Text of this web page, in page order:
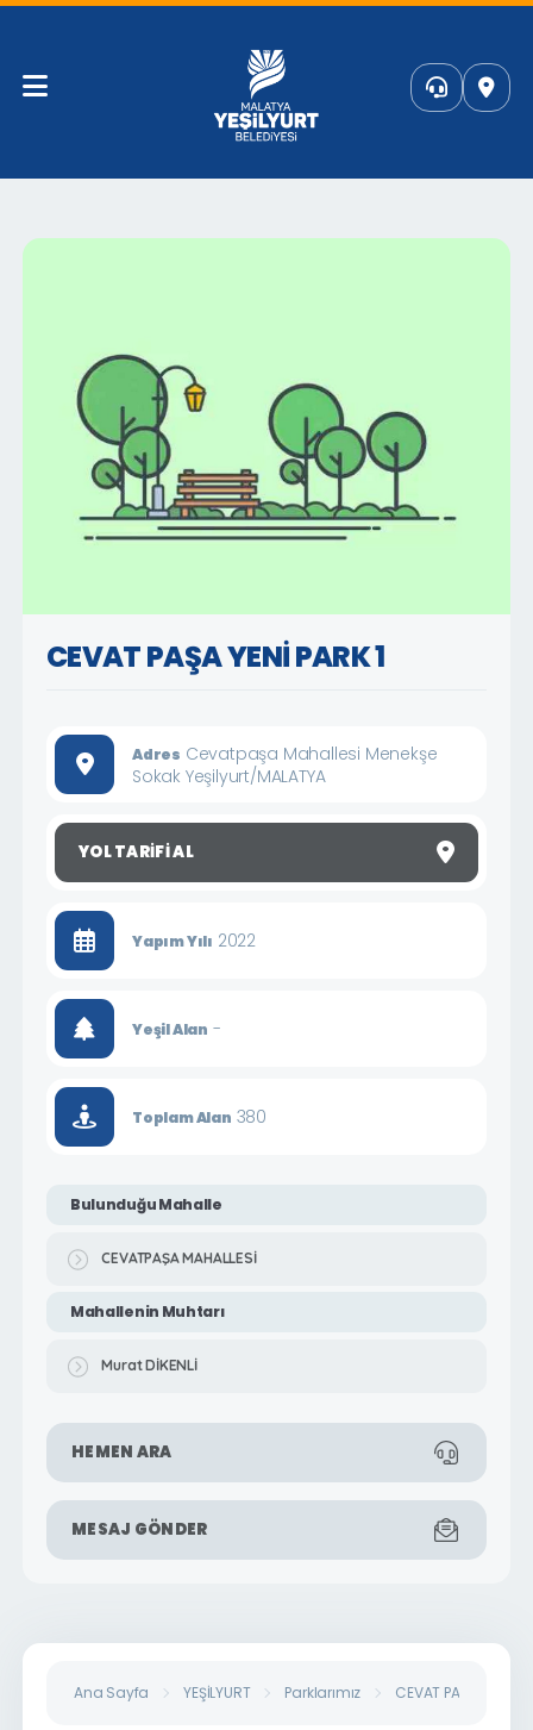
CEVAT PAŞA YENİ PARK 1
Adres Cevatpaşa Mahallesi Menekşe
Sokak Yeşilyurt/MALATYA
YOL TARIFI AL
Yapım Yılı 2022
Yeşil Alan -
Toplam Alan 380
Bulunduğu Mahalle
CEVATPAŞA MAHALLESİ
Mahallenin Muhtarı
Murat DİKENLİ
HEMEN ARA
MESAJ GÖNDER
Ana Sayfa YEŞİLYURT Parklarımız CEVAT PAŞA YENİ